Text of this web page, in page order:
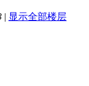
| 显示全部楼层